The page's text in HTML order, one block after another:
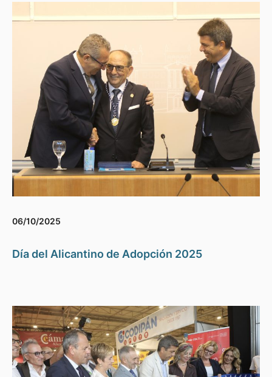
06/10/2025
Día del Alicantino de Adopción 2025